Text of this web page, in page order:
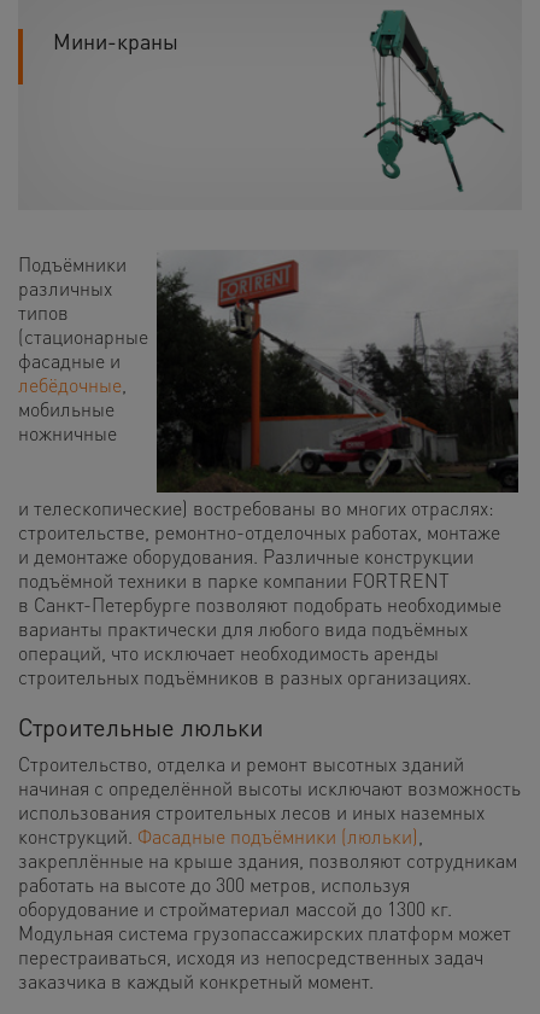
Мини-краны
Подъёмники
различных
типов
(стационарные
фасадные и
лебёдочные
мобильные
ножничные
и телескопические) востребованы во многих отраслях:
строительстве, ремонтно-отделочных работах, монтаже
и демонтаже оборудования. Различные конструкции
подъёмной техники в парке компании FORTRENT
в Санкт-Петербурге позволяют подобрать необходимые
варианты практически для любого вида подъёмных
операций, что исключает необходимость аренды
строительных подъёмников в разных организациях.
Строительные люльки
Строительство, отделка и ремонт высотных зданий
начиная с определённой высоты исключают возможность
использования строительных лесов и иных наземных
конструкций. Фасадные подъёмники (люльки)
закреплённые на крыше здания, позволяют сотрудникам
работать на высоте до 300 метров, используя
оборудование и стройматериал массой до 1300 кг.
Модульная система грузопассажирских платформ может
перестраиваться, исходя из непосредственных задач
заказчика в каждый конкретный момент.